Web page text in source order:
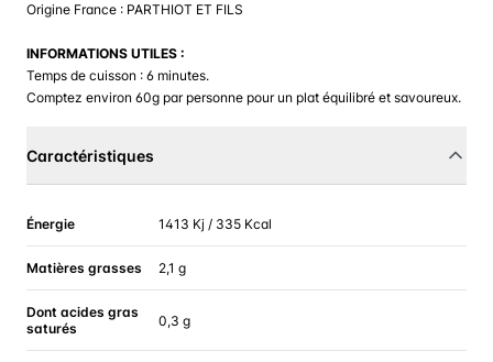
Origine France : PARTHIOT ET FILS
INFORMATIONS UTILES :
Temps de cuisson : 6 minutes.
Comptez environ 60g par personne pour un plat équilibré et savoureux.
Caractéristiques
Énergie 1413 Kj / 335 Kcal
Matières grasses 2,1 g
Dont acides gras
saturés
0,3 g